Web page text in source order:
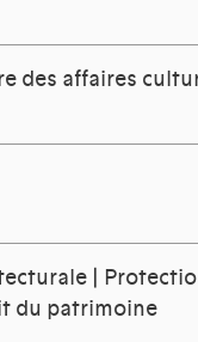
des affaires
|
du patrimoine